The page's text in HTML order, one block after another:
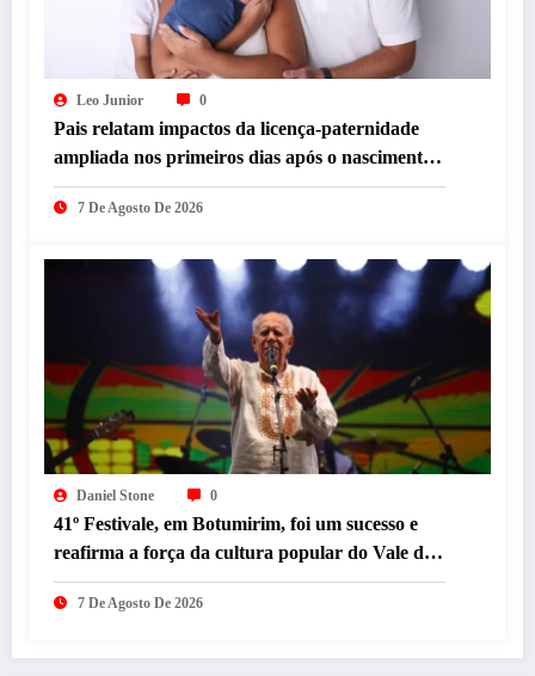
Leo Junior 0
Pais relatam impactos da licença-paternidade
ampliada nos primeiros dias após o nascimento
dos filhos
7 De Agosto De 2026
Daniel Stone 0
41º Festivale, em Botumirim, foi um sucesso e
reafirma a força da cultura popular do Vale do
Jequitinhonha
7 De Agosto De 2026